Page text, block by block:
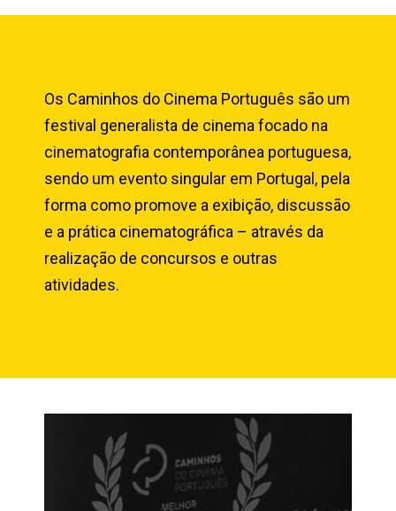
Os Caminhos do Cinema Português são um
festival generalista de cinema focado na
cinematografia contemporânea portuguesa,
sendo um evento singular em Portugal, pela
forma como promove a exibição, discussão
e a prática cinematográfica – através da
realização de concursos e outras
atividades.